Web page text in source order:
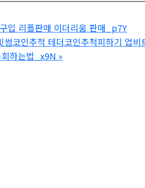
입 리플판매 이더리움 판매_p7Y
코인추적 테더코인추척피하기 업
하는법_x9N »